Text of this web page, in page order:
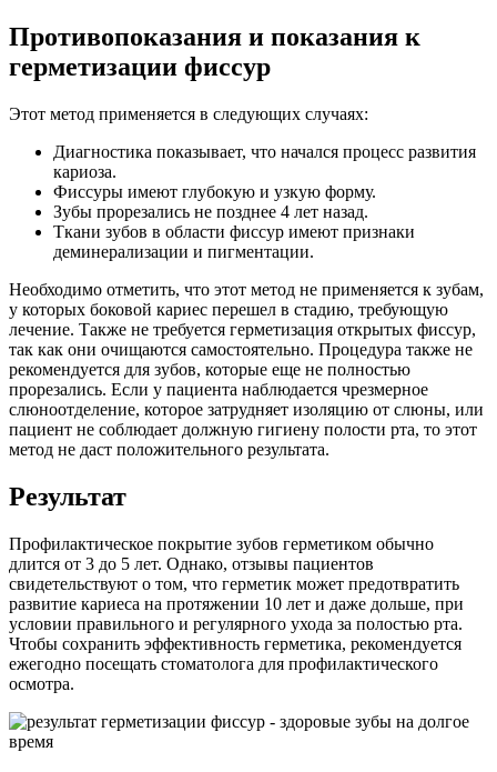
Противопоказания и показания к
герметизации фиссур
Этот метод применяется в следующих случаях:
Диагностика показывает, что начался процесс развития
кариоза.
Фиссуры имеют глубокую и узкую форму.
Зубы прорезались не позднее 4 лет назад.
Ткани зубов в области фиссур имеют признаки
деминерализации и пигментации.
Необходимо отметить, что этот метод не применяется к зубам,
у которых боковой кариес перешел в стадию, требующую
лечение. Также не требуется герметизация открытых фиссур,
так как они очищаются самостоятельно. Процедура также не
рекомендуется для зубов, которые еще не полностью
прорезались. Если у пациента наблюдается чрезмерное
слюноотделение, которое затрудняет изоляцию от слюны, или
пациент не соблюдает должную гигиену полости рта, то этот
метод не даст положительного результата.
Результат
Профилактическое покрытие зубов герметиком обычно
длится от 3 до 5 лет. Однако, отзывы пациентов
свидетельствуют о том, что герметик может предотвратить
развитие кариеса на протяжении 10 лет и даже дольше, при
условии правильного и регулярного ухода за полостью рта.
Чтобы сохранить эффективность герметика, рекомендуется
ежегодно посещать стоматолога для профилактического
осмотра.